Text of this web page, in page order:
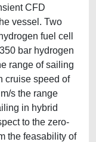
CFD
vessel. Two
fuel cell
bar hydrogen
range of sailing
cruise speed of
s the range
in hybrid
to the zero-
the feasability of